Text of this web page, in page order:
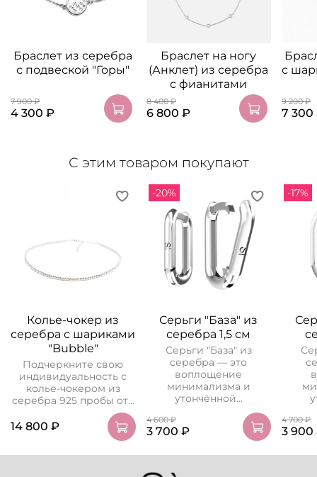
Браслет из серебра
с подвеской "Горы"
7 900 ₽
4 300 ₽
Браслет на ногу
(Анклет) из серебра
с фианитами
8 400 ₽
6 800 ₽
с
9 200 ₽
7 300
С этим товаром покупают
Колье-чокер из
серебра с шариками
"Bubble"
Подчеркните свою
индивидуальность с
колье-чокером из
серебра 925 пробы от...
14 800 ₽
-20%
Серьги "База" из
серебра 1,5 см
Серьги "База" из
серебра — это
воплощение
минимализма и
утончённой...
4 600 ₽
3 700 ₽
-17%
4 700 ₽
3 900